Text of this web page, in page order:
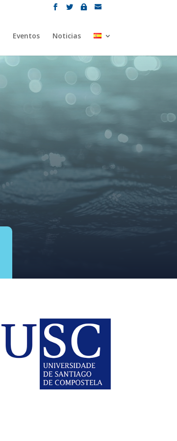
Eventos Noticias